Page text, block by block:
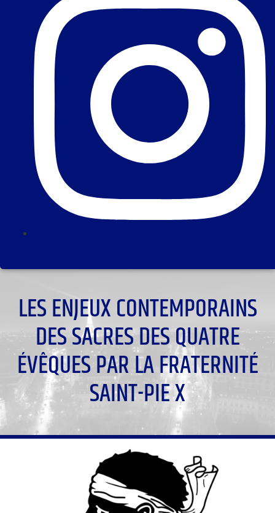
LES ENJEUX CONTEMPORAINS
DES SACRES DES QUATRE
ÉVÊQUES PAR LA FRATERNITÉ
SAINT-PIE X